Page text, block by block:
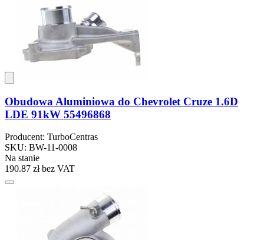
Obudowa Aluminiowa do Chevrolet Cruze 1.6D
LDE 91kW 55496868
Producent: TurboCentras
SKU: BW-11-0008
Na stanie
190.87 złbez VAT